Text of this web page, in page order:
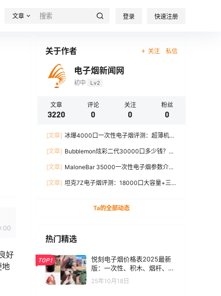
文章 登录 快速注册
好
地
关于作者 关注 私信
电子烟新闻网
初中 Lv2
文章
3220
评论
0
关注
0
粉丝
0
[文章] 冰爆4000口一次性电子烟评测：超薄机
[文章] Bubblemon炫彩二代30000口多少钱？最
[文章] MaloneBar 35000一次性电子烟参数介
[文章] 坦克7Z电子烟评测：18000口大容量+三
Ta的全部动态
热门精选
TOP1
悦刻电子烟价格表2025最新
版：一次性、积木、烟杆、烟
弹全价位汇总
25年10月18日